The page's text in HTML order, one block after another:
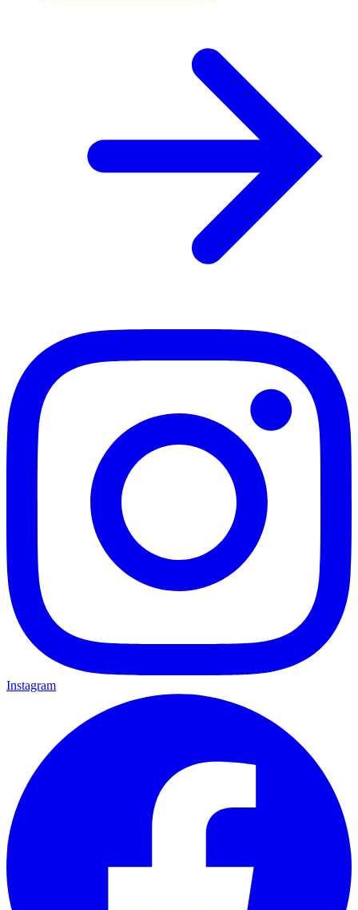
Instagram